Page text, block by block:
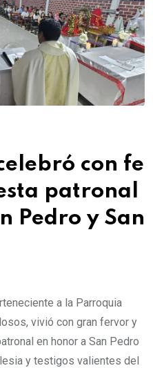
con fe
patronal
Pedro y San
a la Parroquia
vivió con gran fervor y
en honor a San Pedro
y testigos valientes del